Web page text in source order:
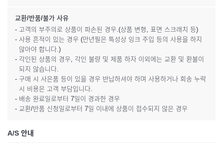
교환/반품/불가 사유
- 고객의 부주의로 상품이 파손된 경우.(상품 변형, 표면 스크래치 등)
- 사용 흔적이 있는 경우 (만년필은 특성상 잉크 주입 등의 사용을 하지
않아야 합니다.)
- 각인된 상품의 경우, 각인 불량 및 제품 하자 이외에는 교환 및 환불이
되지 않습니다.
- 구매 시 사은품 등이 있을 경우 반납하셔야 하며 사용하거나 회송 누락
시 비용은 고객 부담입니다.
- 배송 완료일로부터 7일이 경과한 경우
- 교환/반품 신청일로부터 7일 이내에 상품이 접수되지 않은 경우
A/S 안내